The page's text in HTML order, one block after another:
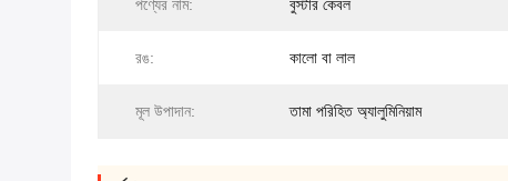
পণ্যের নাম: বুস্টার কেবল
রঙ: কালো বা লাল
মূল উপাদান: তামা পরিহিত অ্যালুমিনিয়াম